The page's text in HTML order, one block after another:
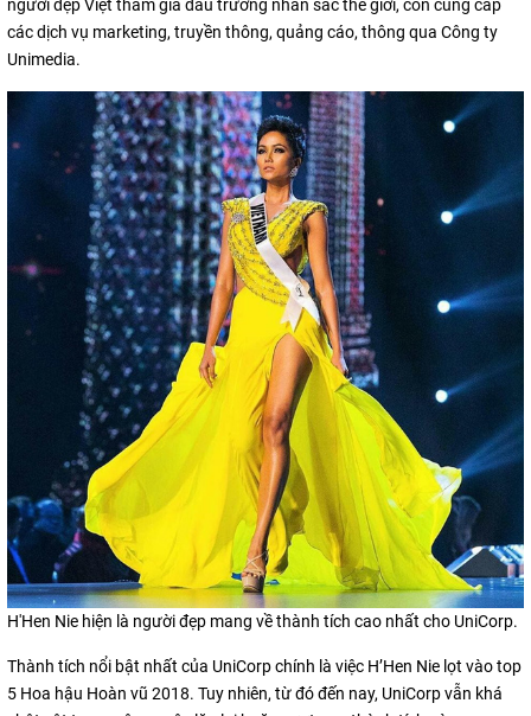
người đẹp Việt tham gia đấu trường nhan sắc thế giới, còn cung cấp
các dịch vụ marketing, truyền thông, quảng cáo, thông qua Công ty
Unimedia.
H'Hen Nie hiện là người đẹp mang về thành tích cao nhất cho UniCorp.
Thành tích nổi bật nhất của UniCorp chính là việc H’Hen Nie lọt vào top
5 Hoa hậu Hoàn vũ 2018. Tuy nhiên, từ đó đến nay, UniCorp vẫn khá